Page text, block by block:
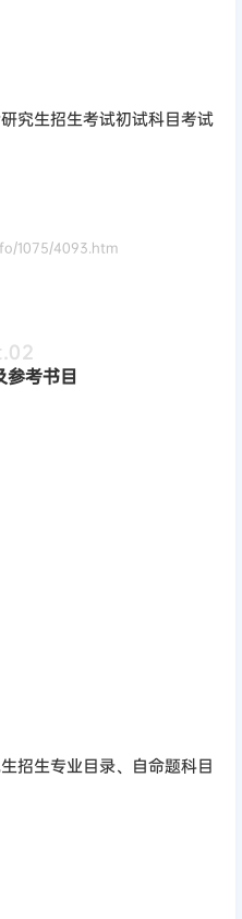
究生招生考试初试科目考试
1075/4093.htm
2
参考书目
招生专业目录、自命题科目